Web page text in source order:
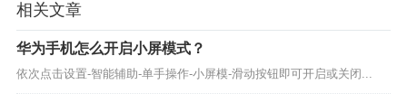
相关文章
华为手机怎么开启小屏模式？
依次点击设置-智能辅助-单手操作-小屏模-滑动按钮即可开启或关闭...